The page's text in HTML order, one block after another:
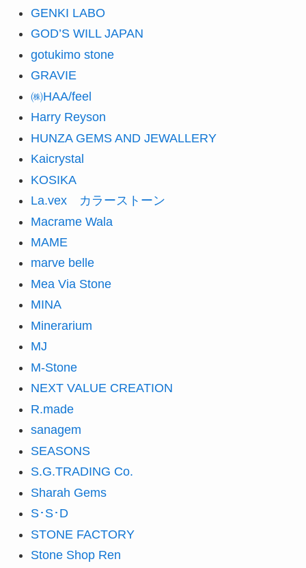
GENKI LABO
GOD’S WILL JAPAN
gotukimo stone
GRAVIE
㈱HAA/feel
Harry Reyson
HUNZA GEMS AND JEWALLERY
Kaicrystal
KOSIKA
La.vex カラーストーン
Macrame Wala
MAME
marve belle
Mea Via Stone
MINA
Minerarium
MJ
M-Stone
NEXT VALUE CREATION
R.made
sanagem
SEASONS
S.G.TRADING Co.
Sharah Gems
S･S･D
STONE FACTORY
Stone Shop Ren